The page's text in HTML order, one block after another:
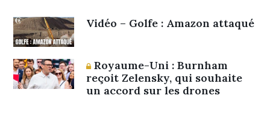
Vidéo – Golfe : Amazon attaqué
Royaume-Uni : Burnham
reçoit Zelensky, qui souhaite
un accord sur les drones